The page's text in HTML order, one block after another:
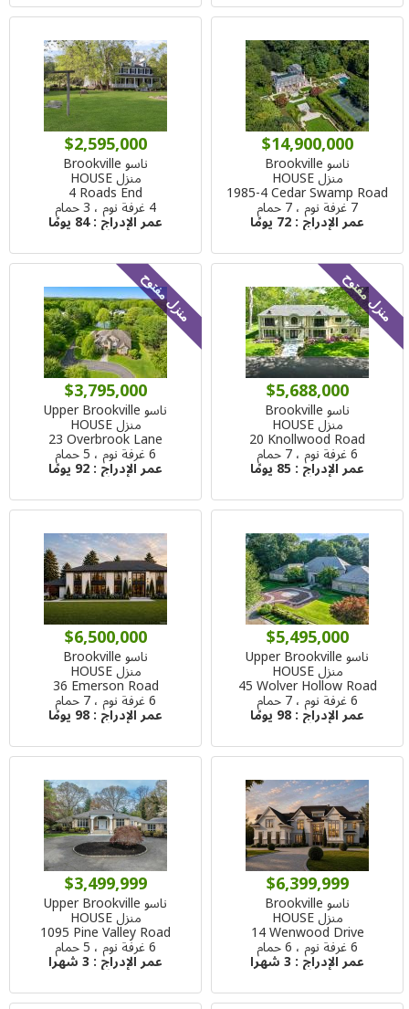
$14,900,000
ناسو Brookville
منزل HOUSE
1985-4 Cedar Swamp Road
7 غرفة نوم ، 7 حمام
عمر الإدراج :72 يومًا
$2,595,000
ناسو Brookville
منزل HOUSE
4 Roads End
4 غرفة نوم ، 3 حمام
عمر الإدراج :84 يومًا
منزل مفتوح
$5,688,000
ناسو Brookville
منزل HOUSE
20 Knollwood Road
6 غرفة نوم ، 7 حمام
عمر الإدراج : 85 يومًا
منزل مفتوح
$3,795,000
ناسو Upper Brookville
منزل HOUSE
23 Overbrook Lane
6 غرفة نوم ، 5 حمام
عمر الإدراج :92 يومًا
$5,495,000
ناسو Upper Brookville
منزل HOUSE
45 Wolver Hollow Road
6 غرفة نوم ، 7 حمام
عمر الإدراج :98 يومًا
$6,500,000
ناسو Brookville
منزل HOUSE
36 Emerson Road
6 غرفة نوم ، 7 حمام
عمر الإدراج :98 يومًا
$6,399,999
ناسو Brookville
منزل HOUSE
14 Wenwood Drive
6 غرفة نوم ، 6 حمام
عمر الإدراج : 3 شهرا
$3,499,999
ناسو Upper Brookville
منزل HOUSE
1095 Pine Valley Road
6 غرفة نوم ، 5 حمام
عمر الإدراج : 3 شهرا